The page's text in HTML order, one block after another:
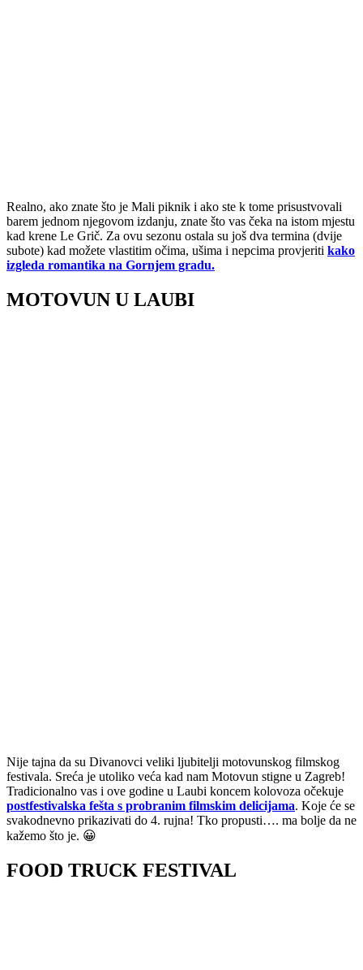
Realno, ako znate što je Mali piknik i ako ste k tome prisustvovali
barem jednom njegovom izdanju, znate što vas čeka na istom mjestu
kad krene Le Grič. Za ovu sezonu ostala su još dva termina (dvije
subote) kad možete vlastitim očima, ušima i nepcima provjeriti kako
izgleda romantika na Gornjem gradu.
MOTOVUN U LAUBI
Nije tajna da su Divanovci veliki ljubitelji motovunskog filmskog
festivala. Sreća je utoliko veća kad nam Motovun stigne u Zagreb!
Tradicionalno vas i ove godine u Laubi koncem kolovoza očekuje
postfestivalska fešta s probranim filmskim delicijama. Koje će se
svakodnevno prikazivati do 4. rujna! Tko propusti…. ma bolje da ne
kažemo što je. 😀
FOOD TRUCK FESTIVAL